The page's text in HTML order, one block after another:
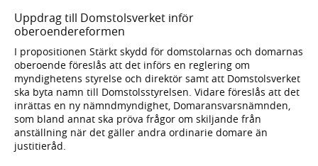
Uppdrag till Domstolsverket inför
oberoendereformen
I propositionen Stärkt skydd för domstolarnas och domarnas
oberoende föreslås att det införs en reglering om
myndighetens styrelse och direktör samt att Domstolsverket
ska byta namn till Domstolsstyrelsen. Vidare föreslås att det
inrättas en ny nämndmyndighet, Domaransvarsnämnden,
som bland annat ska pröva frågor om skiljande från
anställning när det gäller andra ordinarie domare än
justitieråd.